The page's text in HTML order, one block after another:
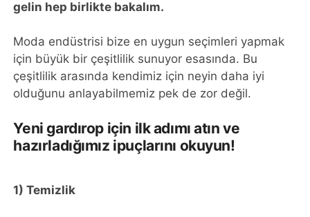
gelin hep birlikte bakalım.
Moda endüstrisi bize en uygun seçimleri yapmak
için büyük bir çeşitlilik sunuyor esasında. Bu
çeşitlilik arasında kendimiz için neyin daha iyi
olduğunu anlayabilmemiz pek de zor değil.
Yeni gardırop için ilk adımı atın ve
hazırladığımız ipuçlarını okuyun!
1) Temizlik